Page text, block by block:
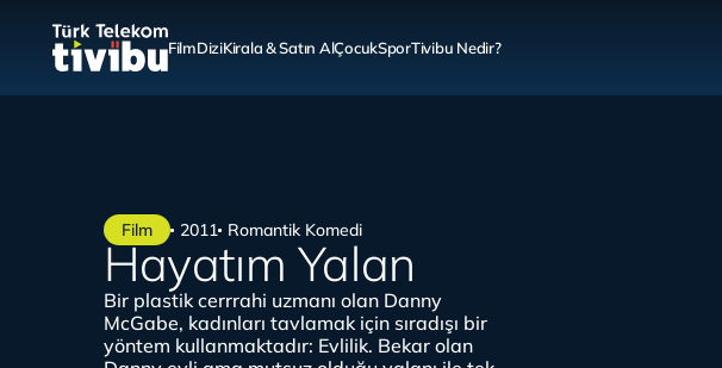
FilmDiziKirala & Satın AlÇocukSporTivibu Nedir?
Film 2011 Romantik Komedi
Hayatım Yalan
Bir plastik cerrrahi uzmanı olan Danny
McGabe, kadınları tavlamak için sıradışı bir
yöntem kullanmaktadır: Evlilik. Bekar olan